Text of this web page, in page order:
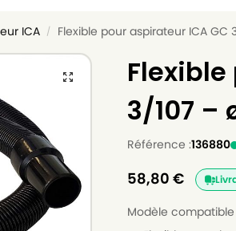
ICA / Flexible pour aspirateur ICA
3/107 –
Référence :136880
58,80 €
Modèle compatible